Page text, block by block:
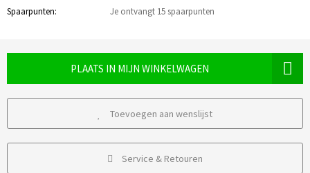
Spaarpunten: Je ontvangt 15 spaarpunten
PLAATS IN MIJN WINKELWAGEN
Toevoegen aan wenslijst
Service & Retouren